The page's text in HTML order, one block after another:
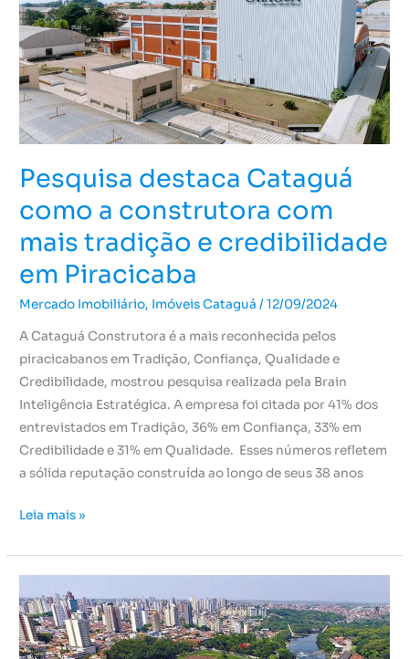
Pesquisa destaca Cataguá
como a construtora com
mais tradição e credibilidade
em Piracicaba
Mercado Imobiliário, Imóveis Cataguá /12/09/2024
A Cataguá Construtora é a mais reconhecida pelos
piracicabanos em Tradição, Confiança, Qualidade e
Credibilidade, mostrou pesquisa realizada pela Brain
Inteligência Estratégica. A empresa foi citada por 41% dos
entrevistados em Tradição, 36% em Confiança, 33% em
Credibilidade e 31% em Qualidade. Esses números refletem
a sólida reputação construída ao longo de seus 38 anos
como
a
construtora
com
mais
tradição
credibilidade
Piracicaba
Leia mais »
vantagens
de
morar